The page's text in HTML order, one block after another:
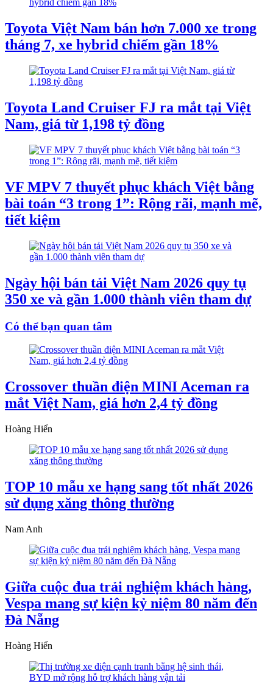
Toyota Việt Nam bán hơn 7.000 xe trong
tháng 7, xe hybrid chiếm gần 18%
Toyota Land Cruiser FJ ra mắt tại Việt
Nam, giá từ 1,198 tỷ đồng
VF MPV 7 thuyết phục khách Việt bằng
bài toán “3 trong 1”: Rộng rãi, mạnh mẽ,
tiết kiệm
Ngày hội bán tải Việt Nam 2026 quy tụ
350 xe và gần 1.000 thành viên tham dự
Có thể bạn quan tâm
Crossover thuần điện MINI Aceman ra
mắt Việt Nam, giá hơn 2,4 tỷ đồng
Hoàng Hiển
TOP 10 mẫu xe hạng sang tốt nhất 2026
sử dụng xăng thông thường
Nam Anh
Giữa cuộc đua trải nghiệm khách hàng,
Vespa mang sự kiện kỷ niệm 80 năm đến
Đà Nẵng
Hoàng Hiển